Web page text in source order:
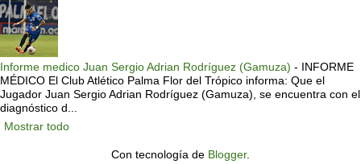
Informe medico Juan Sergio Adrian Rodríguez (Gamuza) - INFORME
MÉDICO El Club Atlético Palma Flor del Trópico informa: Que el
Jugador Juan Sergio Adrian Rodríguez (Gamuza), se encuentra con el
diagnóstico d...
Mostrar todo
Con tecnología de Blogger.